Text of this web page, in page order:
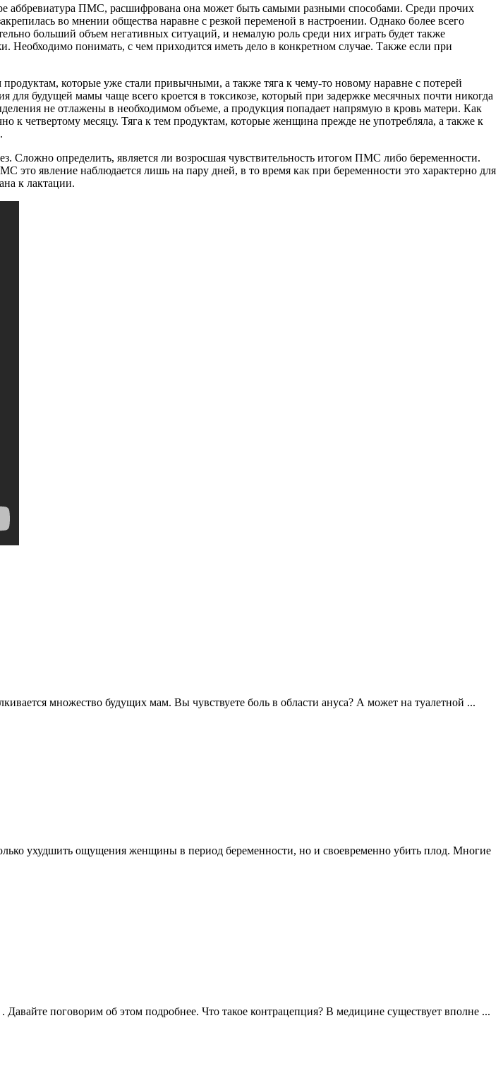
аббревиатура ПМС, расшифрована она может быть самыми разными способами. Среди прочих
во мнении общества наравне с резкой переменой в настроении. Однако более всего
больший объем негативных ситуаций, и немалую роль среди них играть будет также
понимать, с чем приходится иметь дело в конкретном случае. Также если при
которые уже стали привычными, а также тяга к чему-то новому наравне с потерей
будущей мамы чаще всего кроется в токсикозе, который при задержке месячных почти никогда
не отлажены в необходимом объеме, а продукция попадает напрямую в кровь матери. Как
к четвертому месяцу. Тяга к тем продуктам, которые женщина прежде не употребляла, а также к
определить, является ли возросшая чувствительность итогом ПМС либо беременности.
это явление наблюдается лишь на пару дней, в то время как при беременности это характерно для
к лактации.
множество будущих мам. Вы чувствуете боль в области ануса? А может на туалетной ...
ухудшить ощущения женщины в период беременности, но и своевременно убить плод. Многие
поговорим об этом подробнее. Что такое контрацепция? В медицине существует вполне ...